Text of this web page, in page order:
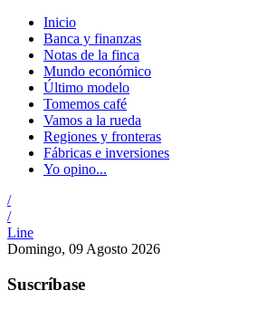
Inicio
Banca y finanzas
Notas de la finca
Mundo económico
Último modelo
Tomemos café
Vamos a la rueda
Regiones y fronteras
Fábricas e inversiones
Yo opino...
/
/
Line
Domingo, 09 Agosto 2026
Suscríbase